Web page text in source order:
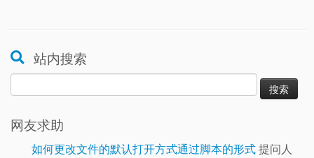
站内搜索
索：
网友求助
如何更改文件的默认打开方式通过脚本的形式提问人